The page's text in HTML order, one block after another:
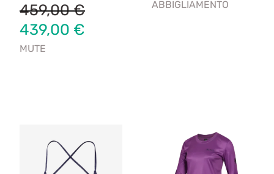
459,00€
439,00 €
MUTE
ABBIGLIAMENTO